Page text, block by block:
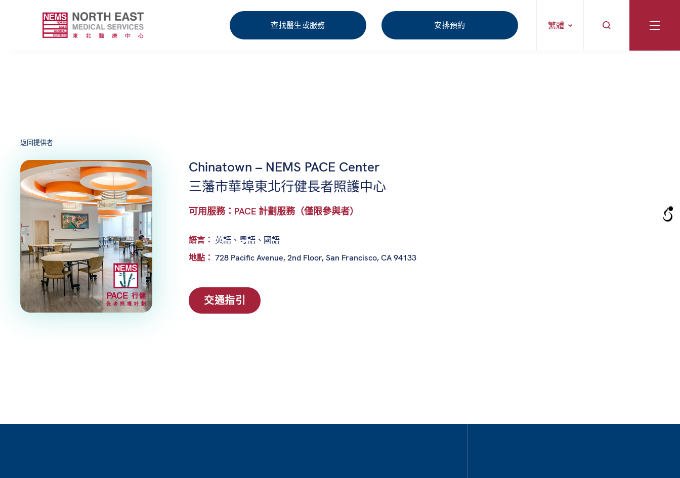
查找醫生或服務 安排預約 繁體
返回提供者
Chinatown – NEMS PACE Center
三藩市華埠東北行健長者照護中心
可用服務：PACE 計劃服務（僅限參與者）
語言： 英語、粵語、國語
地點： 728 Pacific Avenue, 2nd Floor, San Francisco, CA 94133
交通指引